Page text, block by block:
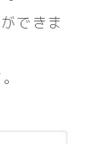
できま